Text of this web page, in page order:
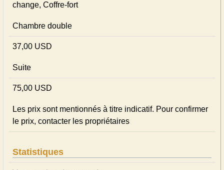
change, Coffre-fort
Chambre double
37,00 USD
Suite
75,00 USD
Les prix sont mentionnés à titre indicatif. Pour confirmer
le prix, contacter les propriétaires
Statistiques